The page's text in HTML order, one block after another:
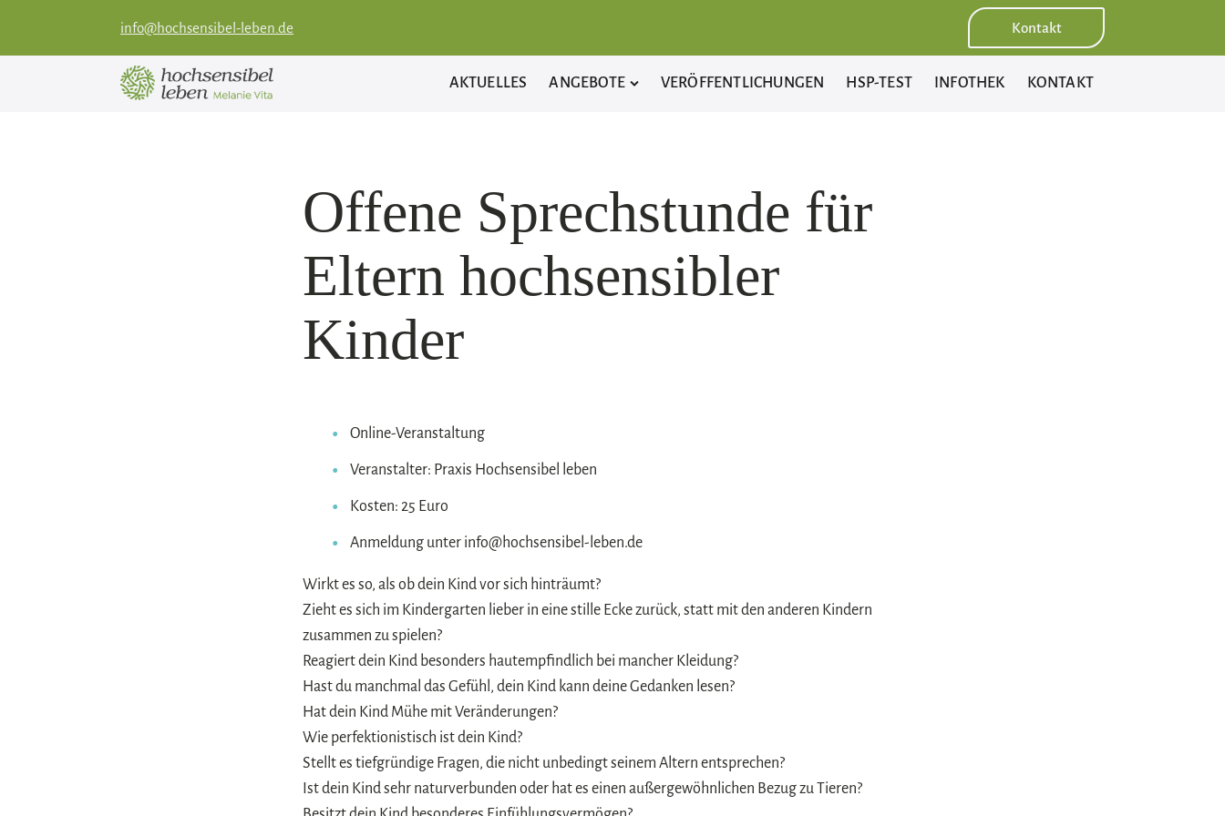
info@hochsensibel-leben.de Kontakt
AKTUELLES ANGEBOTE VERÖFFENTLICHUNGEN HSP-TEST INFOTHEK KONTAKT
Offene Sprechstunde für
Eltern hochsensibler
Kinder
Online-Veranstaltung
Veranstalter: Praxis Hochsensibel leben
Kosten: 25 Euro
Anmeldung unter info@hochsensibel-leben.de
Wirkt es so, als ob dein Kind vor sich hinträumt?
Zieht es sich im Kindergarten lieber in eine stille Ecke zurück, statt mit den anderen Kindern
zusammen zu spielen?
Reagiert dein Kind besonders hautempfindlich bei mancher Kleidung?
Hast du manchmal das Gefühl, dein Kind kann deine Gedanken lesen?
Hat dein Kind Mühe mit Veränderungen?
Wie perfektionistisch ist dein Kind?
Stellt es tiefgründige Fragen, die nicht unbedingt seinem Altern entsprechen?
Ist dein Kind sehr naturverbunden oder hat es einen außergewöhnlichen Bezug zu Tieren?